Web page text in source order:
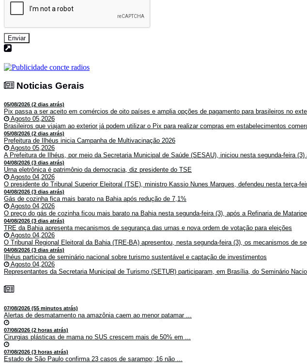
Enviar
Noticias Gerais
05/08/2026 (2 dias atrás)
Pix passa a ser aceito em comércios de oito países e amplia opções de pagamento para brasileiros no
Agosto 05,2026
Brasileiros que viajam ao exterior já podem utilizar o Pix para realizar compras em estabelecimentos
05/08/2026 (2 dias atrás)
Prefeitura de Ilhéus inicia Campanha de Multivacinação 2026
Agosto 05,2026
A Prefeitura de Ilhéus, por meio da Secretaria Municipal de Saúde (SESAU), iniciou nesta segunda-feira
04/08/2026 (3 dias atrás)
Urna eletrônica é patrimônio da democracia, diz presidente do TSE
Agosto 04,2026
O presidente do Tribunal Superior Eleitoral (TSE), ministro Kassio Nunes Marques, defendeu nesta terça-
04/08/2026 (3 dias atrás)
Gás de cozinha fica mais barato na Bahia após redução de 7,1%
Agosto 04,2026
O preço do gás de cozinha ficou mais barato na Bahia nesta segunda-feira (3), após a Refinaria de
04/08/2026 (3 dias atrás)
TRE da Bahia apresenta mecanismos de segurança das urnas e nova ordem de votação para eleições
Agosto 04,2026
O Tribunal Regional Eleitoral da Bahia (TRE-BA) apresentou, nesta segunda-feira (3), os mecanismos de
04/08/2026 (3 dias atrás)
Ilhéus participa de seminário nacional sobre turismo sustentável e captação de investimentos
Agosto 04,2026
Representantes da Secretaria Municipal de Turismo (SETUR) participaram, em Brasília, do Seminário
07/08/2026 (55 minutos atrás)
Alertas de desmatamento na amazônia caem ao menor patamar ...
07/08/2026 (2 horas atrás)
Cirurgias plásticas de mama no SUS crescem mais de 50% em ...
07/08/2026 (3 horas atrás)
Estado de São Paulo confirma 23 casos de sarampo; 16 não ...